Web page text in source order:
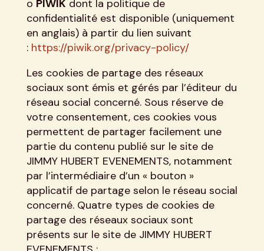
o PIWIK dont la politique de
confidentialité est disponible (uniquement
en anglais) à partir du lien suivant
: https://piwik.org/privacy-policy/
Les cookies de partage des réseaux
sociaux sont émis et gérés par l’éditeur du
réseau social concerné. Sous réserve de
votre consentement, ces cookies vous
permettent de partager facilement une
partie du contenu publié sur le site de
JIMMY HUBERT EVENEMENTS, notamment
par l’intermédiaire d’un « bouton »
applicatif de partage selon le réseau social
concerné. Quatre types de cookies de
partage des réseaux sociaux sont
présents sur le site de JIMMY HUBERT